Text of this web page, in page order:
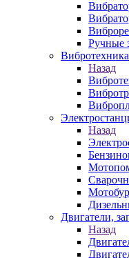
Ручные
Вибротехника
Назад
Назад
Двигатели,
Назад